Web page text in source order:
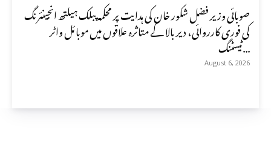
صوبائی وزیر فضل شکور خان کی ہدایت پر محکمہ پبلک ہیلتھ انجینئرنگ
کی فوری کارروائی، دیر بالا کے متاثرہ علاقوں میں موبائل واٹر
ٹیسٹنگ...
August 6, 2026